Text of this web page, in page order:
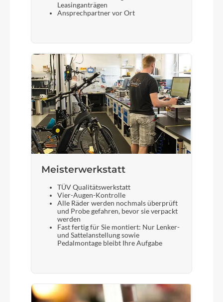
Leasinganträgen
Ansprechpartner vor Ort
Meisterwerkstatt
TÜV Qualitätswerkstatt
Vier-Augen-Kontrolle
Alle Räder werden nochmals überprüft
und Probe gefahren, bevor sie verpackt
werden
Fast fertig für Sie montiert: Nur Lenker-
und Sattelanstellung sowie
Pedalmontage bleibt Ihre Aufgabe